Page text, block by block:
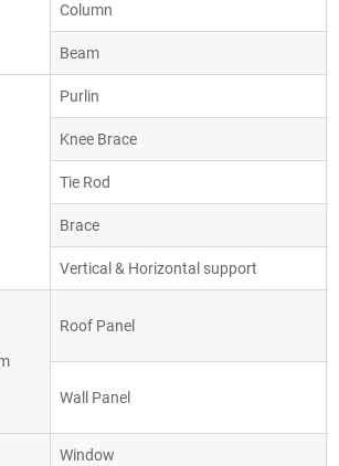
Column
Beam
Purlin
Knee Brace
Tie Rod
Brace
Vertical & Horizontal support
Roof Panel
Wall Panel
Window